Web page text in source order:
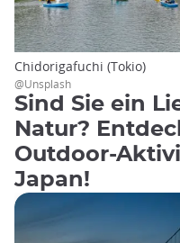
Chidorigafuchi (Tokio)
@Unsplash
Sind Sie ein
Natur?
Outdoor-
Japan!